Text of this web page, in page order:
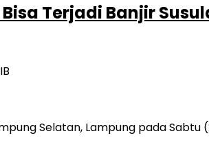
Bisa Terjadi Banjir
Selatan, Lampung pada